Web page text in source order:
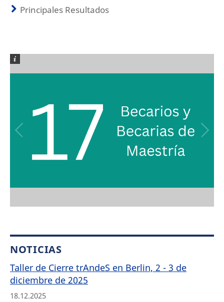
Principales Resultados
NOTICIAS
Taller de Cierre trAndeS en Berlin, 2 - 3 de
diciembre de 2025
18.12.2025